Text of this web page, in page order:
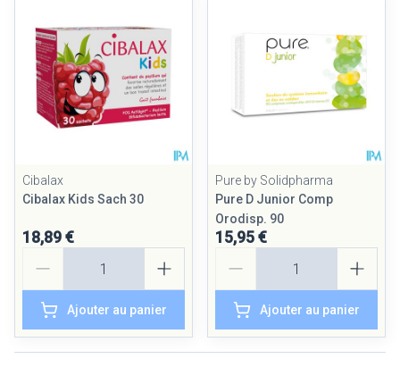
Cibalax
Cibalax Kids Sach 30
18,89 €
Ajouter au panier
Pure by Solidpharma
Pure D Junior Comp
Orodisp. 90
15,95 €
Ajouter au panier